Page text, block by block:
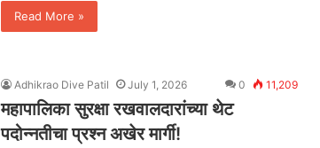
Read More »
Adhikrao Dive Patil July 1, 2026 0 11,209
महापालिका सुरक्षा रखवालदारांच्या थेट
पदोन्नतीचा प्रश्न अखेर मार्गी!